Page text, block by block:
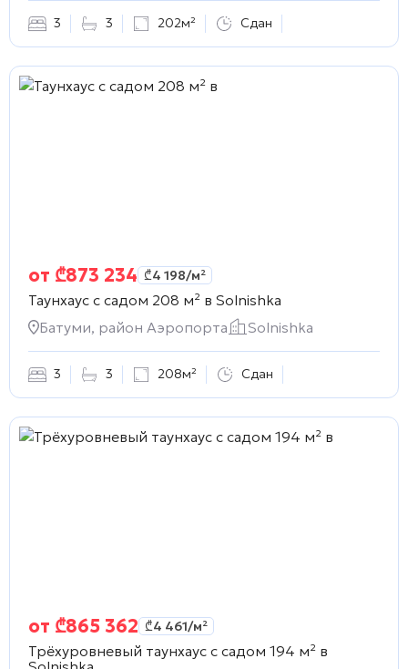
3 3 202м² Сдан
от ₾873 234 ₾4 198/м²
Таунхаус с садом 208 м² в Solnishka
Батуми, район Аэропорта
Solnishka
3 3 208м² Сдан
от ₾865 362 ₾4 461/м²
Трёхуровневый таунхаус с садом 194 м² в